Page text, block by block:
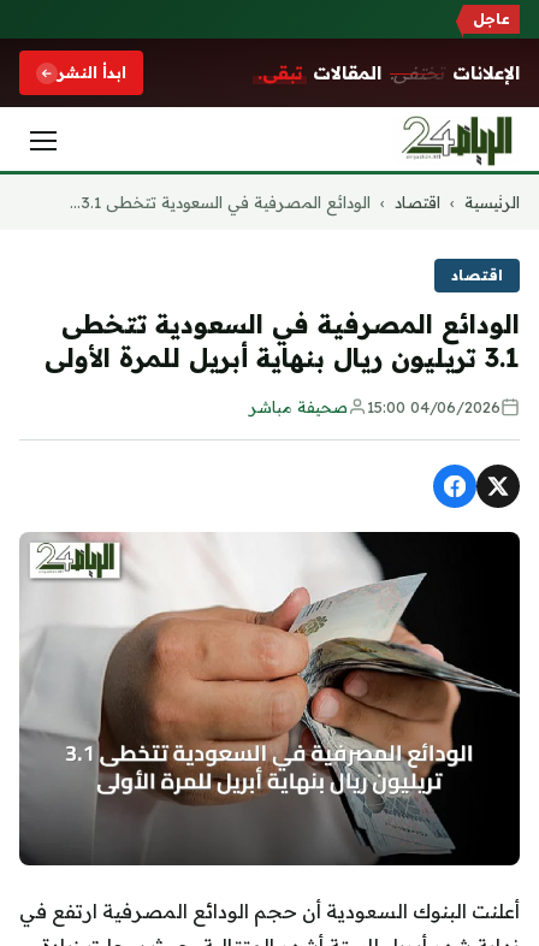
عاجل
الإعلانات تختفي. المقالات تبقى. ابدأ النشر
التجاوز
الرئيسية › اقتصاد › الودائع المصرفية في السعودية تتخطى 3.1...
اقتصاد
الودائع المصرفية في السعودية تتخطى
3.1 تريليون ريال بنهاية أبريل للمرة الأولى
04/06/2026 15:00 صحيفة مباشر
أعلنت البنوك السعودية أن حجم الودائع المصرفية ارتفع في